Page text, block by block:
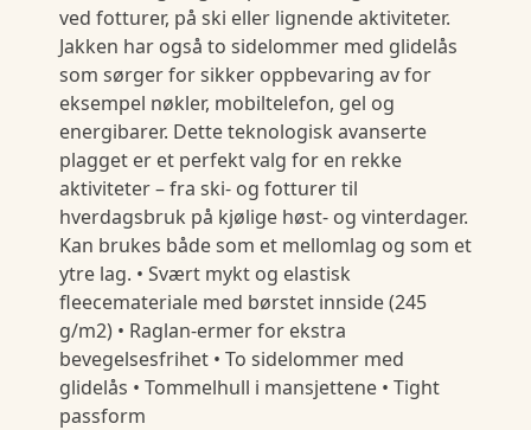
ved fotturer, på ski eller lignende aktiviteter.
Jakken har også to sidelommer med glidelås
som sørger for sikker oppbevaring av for
eksempel nøkler, mobiltelefon, gel og
energibarer. Dette teknologisk avanserte
plagget er et perfekt valg for en rekke
aktiviteter – fra ski- og fotturer til
hverdagsbruk på kjølige høst- og vinterdager.
Kan brukes både som et mellomlag og som et
ytre lag. • Svært mykt og elastisk
fleecemateriale med børstet innside (245
g/m2) • Raglan-ermer for ekstra
bevegelsesfrihet • To sidelommer med
glidelås • Tommelhull i mansjettene • Tight
passform